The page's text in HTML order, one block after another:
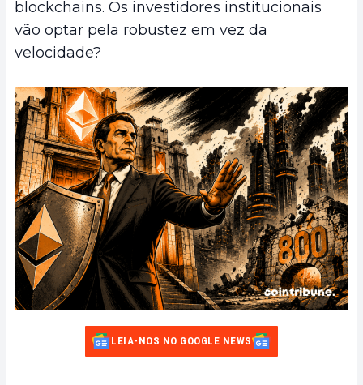
blockchains. Os investidores institucionais
vão optar pela robustez em vez da
velocidade?
LEIA-NOS NO GOOGLE NEWS